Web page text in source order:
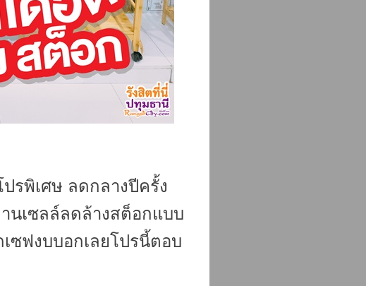
รพิเศษ ลดกลางปีครั้ง
นเซลล์ลดล้างสต็อกแบบ
ซฟงบบอกเลยโปรนี้ตอบ